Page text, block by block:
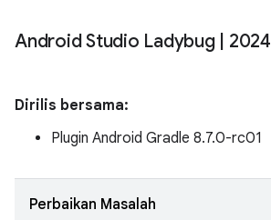
Android Studio Ladybug 2024
Dirilis bersama:
Plugin Android Gradle 8.7.0-rc01
Perbaikan Masalah